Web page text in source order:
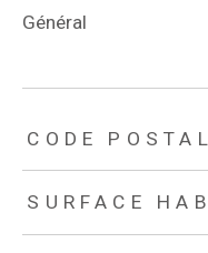
général
CODE POSTAL
SURFACE